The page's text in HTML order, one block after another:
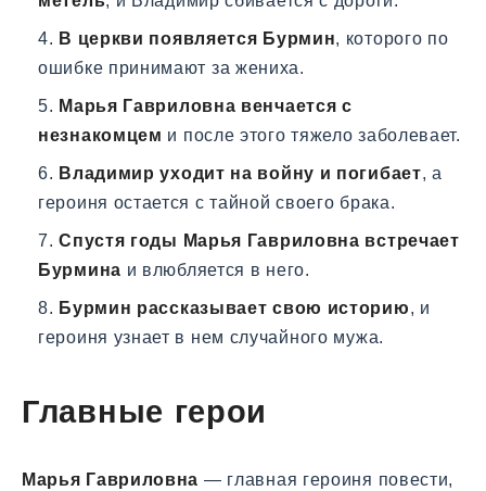
В церкви появляется Бурмин, которого по
ошибке принимают за жениха.
Марья Гавриловна венчается с
незнакомцем и после этого тяжело заболевает.
Владимир уходит на войну и погибает, а
героиня остается с тайной своего брака.
Спустя годы Марья Гавриловна встречает
Бурмина и влюбляется в него.
Бурмин рассказывает свою историю, и
героиня узнает в нем случайного мужа.
Главные герои
Марья Гавриловна — главная героиня повести,